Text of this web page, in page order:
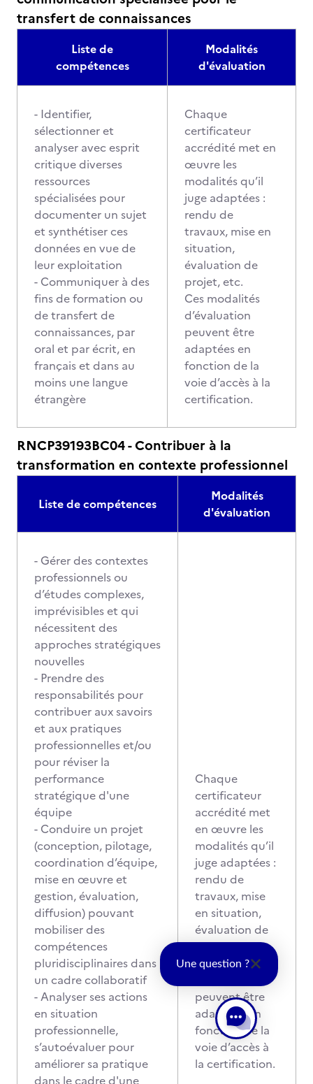
transfert de connaissances
Liste de
compétences
Modalités
d'évaluation
- Identifier,
sélectionner et
analyser avec esprit
critique diverses
ressources
spécialisées pour
documenter un sujet
et synthétiser ces
données en vue de
leur exploitation
- Communiquer à des
fins de formation ou
de transfert de
connaissances, par
oral et par écrit, en
français et dans au
moins une langue
étrangère
Chaque
certificateur
accrédité met en
œuvre les
modalités qu’il
juge adaptées :
rendu de
travaux, mise en
situation,
évaluation de
projet, etc.
Ces modalités
d’évaluation
peuvent être
adaptées en
fonction de la
voie d’accès à la
certification.
RNCP39193BC04 - Contribuer à la
transformation en contexte professionnel
Liste de compétences
Modalités
d'évaluation
- Gérer des contextes
professionnels ou
d’études complexes,
imprévisibles et qui
nécessitent des
approches stratégiques
nouvelles
- Prendre des
responsabilités pour
contribuer aux savoirs
et aux pratiques
professionnelles et/ou
pour réviser la
performance
stratégique d'une
équipe
- Conduire un projet
(conception, pilotage,
coordination d’équipe,
mise en œuvre et
gestion, évaluation,
diffusion) pouvant
mobiliser des
compétences
pluridisciplinaires dans
un cadre collaboratif
- Analyser ses actions
en situation
professionnelle,
s’autoévaluer pour
améliorer sa pratique
dans le cadre d'une
Chaque
certificateur
accrédité met
en œuvre les
modalités qu’il
juge adaptées :
rendu de
travaux, mise
en situation,
évaluation de
projet, etc.
Ces modalités
peuvent être
adaptées en
fonction de la
voie d’accès à
la certification.
Une question ?